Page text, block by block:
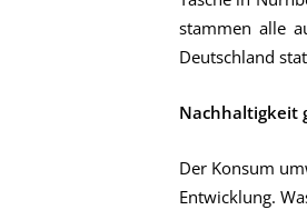
stammen alle
Deutschland
Nachhaltigkeit
Der Konsum
Entwicklung.